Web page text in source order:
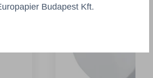
Budapest Kft.